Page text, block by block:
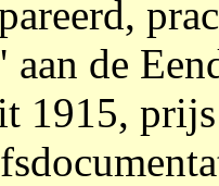
de
1915,